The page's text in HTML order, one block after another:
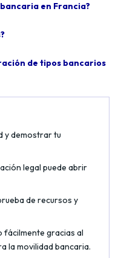
en Francia?
de tipos bancarios
y demostrar tu
legal puede abrir
de recursos y
fácilmente gracias al
la movilidad bancaria.